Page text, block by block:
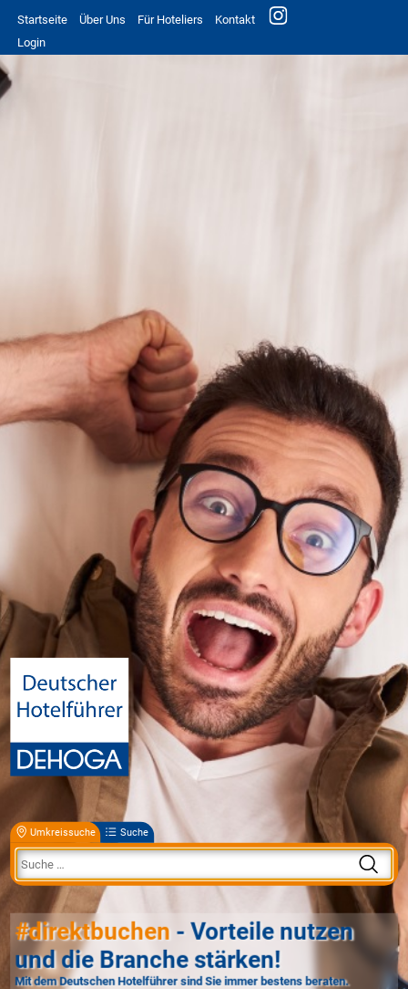
Startseite Über Uns Für Hoteliers
Kontakt
Login
Umkreissuche Suche
#direktbuchen - Vorteile nutzen
und die Branche stärken!
Mit dem Deutschen Hotelführer sind Sie immer bestens beraten.